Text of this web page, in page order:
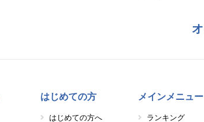
はじめての方
はじめての方へ
メインメニュー
ランキング